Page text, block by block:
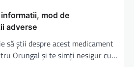
mod de
adverse
să știi despre acest medicament
Orungal și te simți nesigur cu…